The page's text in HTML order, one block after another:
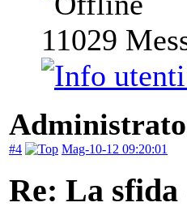
11029
#4 Mag-10-12 09:20:01
Re: La